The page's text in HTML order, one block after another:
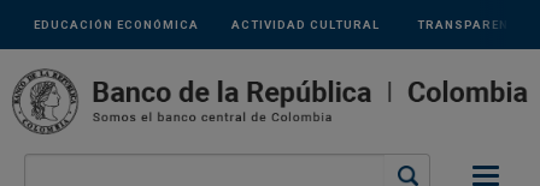
Pasar al contenido principal
Links
secundarios
ACTIVIDAD CULTURAL
EDUCACIÓN ECONÓMICA TRANSPARENCIA